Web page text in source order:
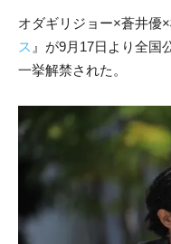
オダギリジョー×蒼井優
ス 』が9月17日より全国
一挙解禁された。